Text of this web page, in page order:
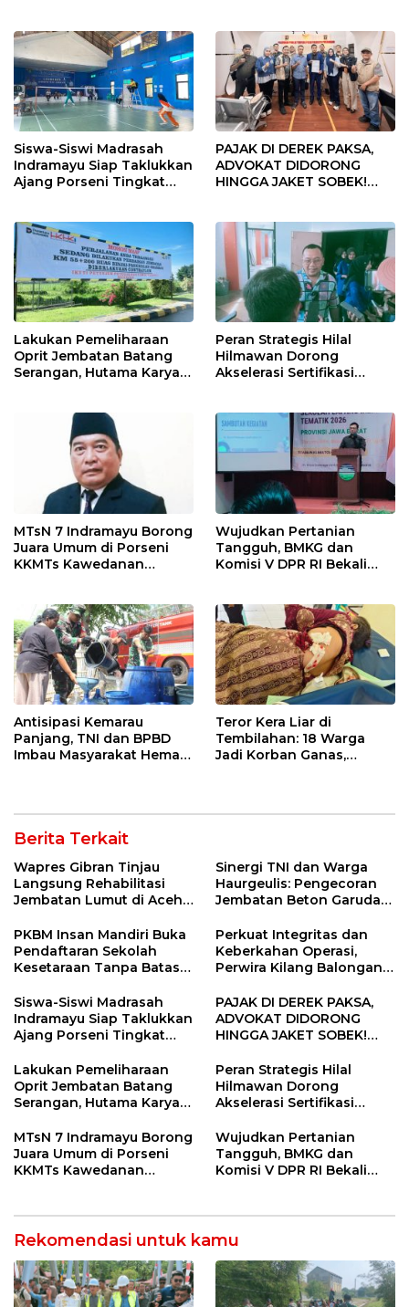
Siswa-Siswi Madrasah
Indramayu Siap Taklukkan
Ajang Porseni Tingkat
PAJAK DI DEREK PAKSA,
ADVOKAT DIDORONG
HINGGA JAKET SOBEK!
Pekanbaru!
Lakukan Pemeliharaan
Oprit Jembatan Batang
Serangan, Hutama Karya
Peran Strategis Hilal
Hilmawan Dorong
Akselerasi Sertifikasi
Indramayu
MTsN 7 Indramayu Borong
Juara Umum di Porseni
KKMTs Kawedanan
Wujudkan Pertanian
Tangguh, BMKG dan
Komisi V DPR RI Bekali
Antisipasi Kemarau
Panjang, TNI dan BPBD
Imbau Masyarakat Hemat
Teror Kera Liar di
Tembilahan: 18 Warga
Jadi Korban Ganas,
Berita Terkait
Wapres Gibran Tinjau
Langsung Rehabilitasi
Jembatan Lumut di Aceh
Konektivitas Pulih Cepat
Sinergi TNI dan Warga
Haurgeulis: Pengecoran
Jembatan Beton Garuda
PKBM Insan Mandiri Buka
Pendaftaran Sekolah
Kesetaraan Tanpa Batas
Perkuat Integritas dan
Keberkahan Operasi,
Perwira Kilang Balongan
Siswa-Siswi Madrasah
Indramayu Siap Taklukkan
Ajang Porseni Tingkat
PAJAK DI DEREK PAKSA,
ADVOKAT DIDORONG
HINGGA JAKET SOBEK!
Ngamuk Kepung Polresta
Pekanbaru!
Lakukan Pemeliharaan
Oprit Jembatan Batang
Serangan, Hutama Karya
55 Tol Binjai–Langsa
Peran Strategis Hilal
Hilmawan Dorong
Akselerasi Sertifikasi
Entaskan Kemiskinan di
Indramayu
MTsN 7 Indramayu Borong
Juara Umum di Porseni
KKMTs Kawedanan
Wujudkan Pertanian
Tangguh, BMKG dan
Komisi V DPR RI Bekali
Rekomendasi untuk kamu